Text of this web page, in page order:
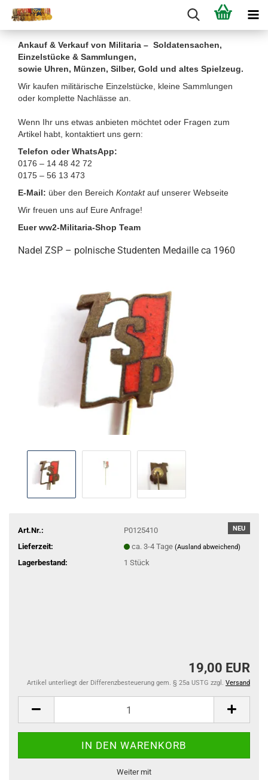
Ankauf & Verkauf von Militaria – Soldatensachen,
Einzelstücke & Sammlungen,
sowie Uhren, Münzen, Silber, Gold und altes Spielzeug.
Wir kaufen militärische Einzelstücke, kleine Sammlungen
oder komplette Nachlässe an.
Wenn Ihr uns etwas anbieten möchtet oder Fragen zum
Artikel habt, kontaktiert uns gern:
Telefon oder WhatsApp:
0176 – 14 48 42 72
0175 – 56 13 473
E-Mail: über den Bereich Kontakt auf unserer Webseite
Wir freuen uns auf Eure Anfrage!
Euer ww2-Militaria-Shop Team
Nadel ZSP – polnische Studenten Medaille ca 1960
NEU
Art.Nr.:
P0125410
Lieferzeit:
ca. 3-4 Tage (Ausland abweichend)
Lagerbestand: 1 Stück
19,00 EUR
Artikel unterliegt der Differenzbesteuerung gem. § 25a USTG zzgl. Versand
Weiter mit